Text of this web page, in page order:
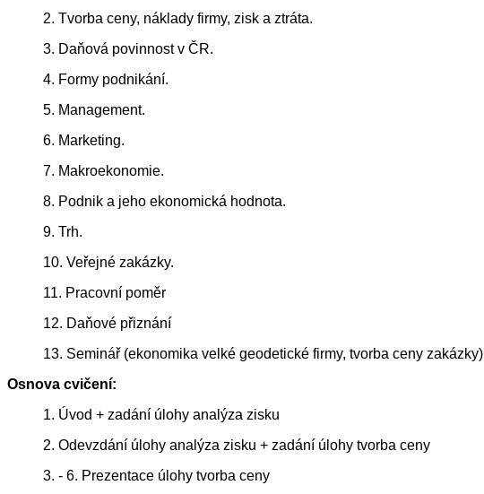
2. Tvorba ceny, náklady firmy, zisk a ztráta.
3. Daňová povinnost v ČR.
4. Formy podnikání.
5. Management.
6. Marketing.
7. Makroekonomie.
8. Podnik a jeho ekonomická hodnota.
9. Trh.
10. Veřejné zakázky.
11. Pracovní poměr
12. Daňové přiznání
13. Seminář (ekonomika velké geodetické firmy, tvorba ceny zakázky)
Osnova cvičení:
1. Úvod + zadání úlohy analýza zisku
2. Odevzdání úlohy analýza zisku + zadání úlohy tvorba ceny
3. - 6. Prezentace úlohy tvorba ceny